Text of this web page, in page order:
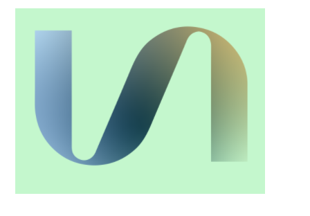
Dettagli Post Magazine